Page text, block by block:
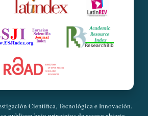
Científica, Tecnológica e Innovación.